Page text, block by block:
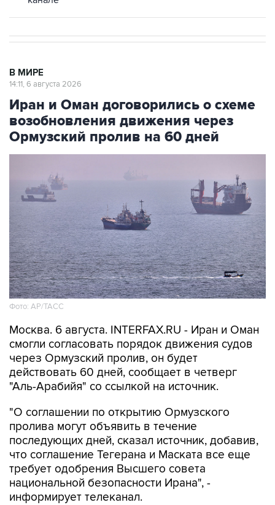
В МИРЕ
14:11, 6 августа 2026
Иран и Оман договорились о схеме
возобновления движения через
Ормузский пролив на 60 дней
Фото: AP/ТАСС
Москва. 6 августа. INTERFAX.RU - Иран и Оман
смогли согласовать порядок движения судов
через Ормузский пролив, он будет
действовать 60 дней, сообщает в четверг
"Аль-Арабийя" со ссылкой на источник.
"О соглашении по открытию Ормузского
пролива могут объявить в течение
последующих дней, сказал источник, добавив,
что соглашение Тегерана и Маската все еще
требует одобрения Высшего совета
национальной безопасности Ирана", -
информирует телеканал.